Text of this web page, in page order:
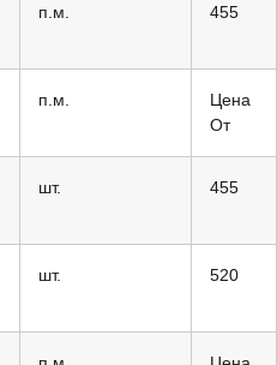
п.м. 455
п.м.
Цена
От
шт. 455
шт. 520